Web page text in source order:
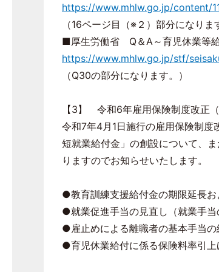
https://www.mhlw.go.jp/content/
（16ページ目（※２）部分になりま
■厚生労働省 Q＆A～育児休業等
https://www.mhlw.go.jp/stf/
（Q30の部分になります。）
【3】 令和6年雇用保険制度改正
令和7年4月1日施行の雇用保険制
短就業給付金」の創設について、
りますのでお知らせいたします。
●教育訓練支援給付金の期限延長
●就業促進手当の見直し（就業手当
●雇止めによる離職者の基本手当
●育児休業給付に係る保険料率引上